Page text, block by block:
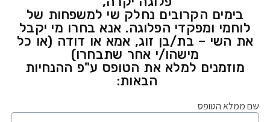
בימים הקרובים נחלק שי למשפחות של
לוחמי ומפקדי הפלוגה. אנא בחרו מי יקבל
את השי – בת/בן זוג, אמא או דודה (או כל
מישהו/י אחר שתבחרו)
מוזמנים למלא את הטופס ע"פ ההנחיות
הבאות:
שם ממלא הטופס